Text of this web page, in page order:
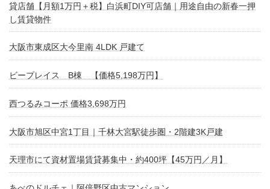
貸店舗【月額1万円＋税】白浜町DIY可店舗｜用途自由の新春一押
し賃貸物件
大阪市東成区大今里南 4LDK 戸建て
ビープレイス B棟 【価格5,198万円】
西つるみコーポ 価格3,698万円
大阪市旭区中宮1丁目｜千林大宮駅徒歩圏・2階建3K戸建
天理市にて資材置場賃貸募集中・約400坪【45万円／月】